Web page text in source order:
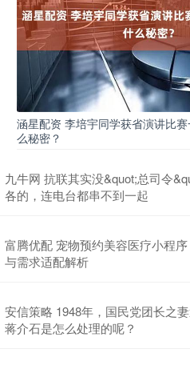
涵星配资 李培宇同学获省演讲比
么秘密？
九牛网 抗联其实没&quot;总司令
各的，连电台都串不到一起
富腾优配 宠物预约美容医疗小程
与需求适配解析
安信策略 1948年，国民党团长之
蒋介石是怎么处理的呢？